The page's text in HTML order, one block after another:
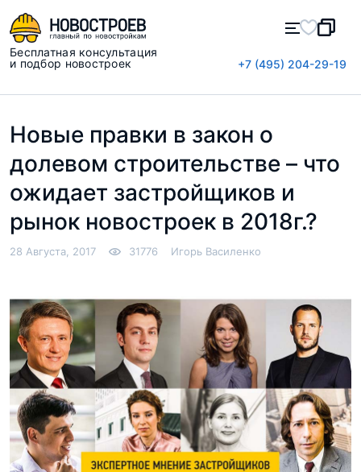
Бесплатная консультация
и подбор новостроек
+7 (495) 204-29-19
Новые правки в закон о
долевом строительстве – что
ожидает застройщиков и
рынок новостроек в 2018г.?
28 Августа, 2017 31776 Игорь Василенко